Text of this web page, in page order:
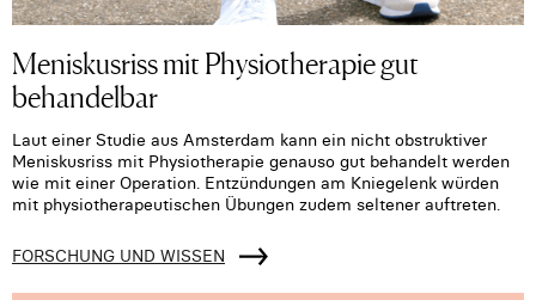
Meniskusriss mit Physiotherapie gut
behandelbar
Laut einer Studie aus Amsterdam kann ein nicht obstruktiver
Meniskusriss mit Physiotherapie genauso gut behandelt werden
wie mit einer Operation. Entzündungen am Kniegelenk würden
mit physiotherapeutischen Übungen zudem seltener auftreten.
FORSCHUNG UND WISSEN